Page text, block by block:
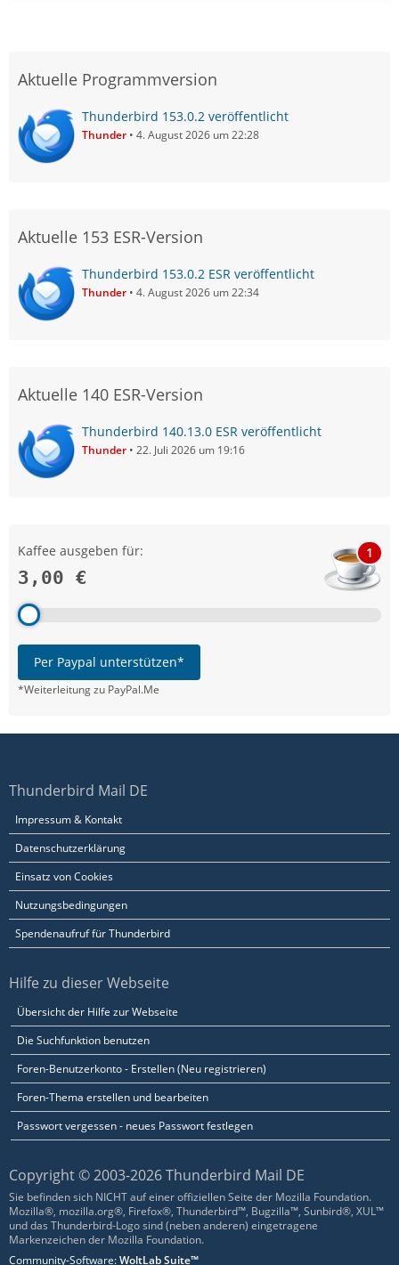
Aktuelle Programmversion
Thunderbird 153.0.2 veröffentlicht
Thunder 4. August 2026 um 22:28
Aktuelle 153 ESR-Version
Thunderbird 153.0.2 ESR veröffentlicht
Thunder 4. August 2026 um 22:34
Aktuelle 140 ESR-Version
Thunderbird 140.13.0 ESR veröffentlicht
Thunder 22. Juli 2026 um 19:16
Kaffee ausgeben für:
3,00 €
1
Per Paypal unterstützen*
*Weiterleitung zu PayPal.Me
Thunderbird Mail DE
Impressum & Kontakt
Datenschutzerklärung
Einsatz von Cookies
Nutzungsbedingungen
Spendenaufruf für Thunderbird
Hilfe zu dieser Webseite
Übersicht der Hilfe zur Webseite
Die Suchfunktion benutzen
Foren-Benutzerkonto - Erstellen (Neu registrieren)
Foren-Thema erstellen und bearbeiten
Passwort vergessen - neues Passwort festlegen
Copyright © 2003-2026 Thunderbird Mail DE
Sie befinden sich NICHT auf einer offiziellen Seite der Mozilla Foundation.
Mozilla®, mozilla.org®, Firefox®, Thunderbird™, Bugzilla™, Sunbird®, XUL™
und das Thunderbird-Logo sind (neben anderen) eingetragene
Markenzeichen der Mozilla Foundation.
Community-Software:WoltLab Suite™